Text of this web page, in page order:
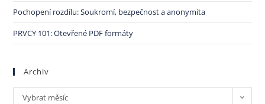
Pochopení rozdílu: Soukromí, bezpečnost a anonymita
PRVCY 101: Otevřené PDF formáty
Archiv
Vybrat měsíc